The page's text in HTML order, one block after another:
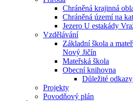
Chráněná krajinná
Chráněná území na
Jezero U estakády
Vzdělávání
Základní škola a
Nový Jičín
Mateřská škola
Obecní knihovna
Důležité odkazy
Projekty
Povodňový plán